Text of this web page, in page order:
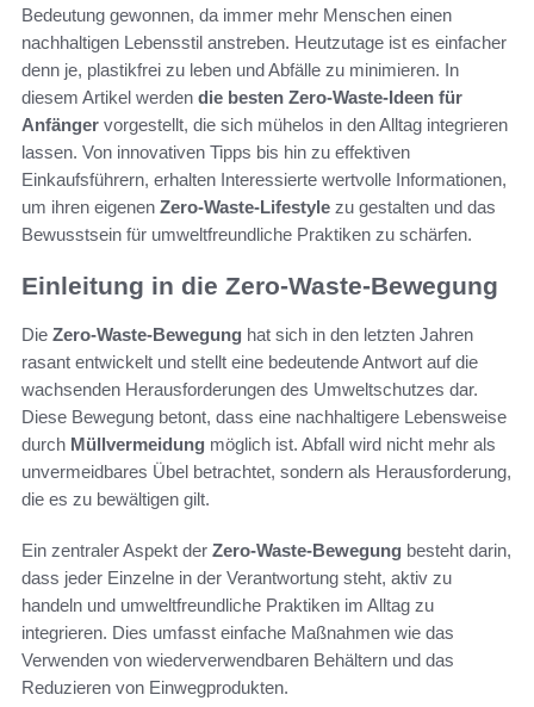
Bedeutung gewonnen, da immer mehr Menschen einen
nachhaltigen Lebensstil anstreben. Heutzutage ist es einfacher
denn je, plastikfrei zu leben und Abfälle zu minimieren. In
diesem Artikel werden die besten Zero-Waste-Ideen für
Anfänger vorgestellt, die sich mühelos in den Alltag integrieren
lassen. Von innovativen Tipps bis hin zu effektiven
Einkaufsführern, erhalten Interessierte wertvolle Informationen,
um ihren eigenen Zero-Waste-Lifestyle zu gestalten und das
Bewusstsein für umweltfreundliche Praktiken zu schärfen.
Einleitung in die Zero-Waste-Bewegung
Die Zero-Waste-Bewegung hat sich in den letzten Jahren
rasant entwickelt und stellt eine bedeutende Antwort auf die
wachsenden Herausforderungen des Umweltschutzes dar.
Diese Bewegung betont, dass eine nachhaltigere Lebensweise
durch Müllvermeidung möglich ist. Abfall wird nicht mehr als
unvermeidbares Übel betrachtet, sondern als Herausforderung,
die es zu bewältigen gilt.
Ein zentraler Aspekt der Zero-Waste-Bewegung besteht darin,
dass jeder Einzelne in der Verantwortung steht, aktiv zu
handeln und umweltfreundliche Praktiken im Alltag zu
integrieren. Dies umfasst einfache Maßnahmen wie das
Verwenden von wiederverwendbaren Behältern und das
Reduzieren von Einwegprodukten.